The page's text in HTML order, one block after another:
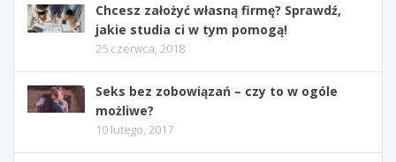
Chcesz założyć własną firmę? Sprawdź,
jakie studia ci w tym pomogą!
25 czerwca, 2018
Seks bez zobowiązań – czy to w ogóle
możliwe?
10 lutego, 2017